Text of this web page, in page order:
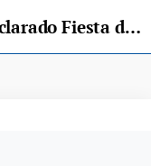
Exconxuraos suma para ser declarado Fiesta de Interés Turístico Nacional: nuevo récord de asistentes